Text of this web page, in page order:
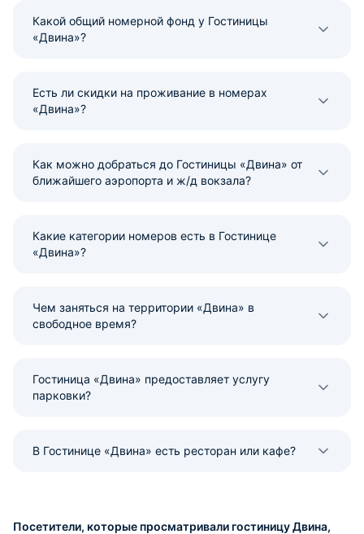
Какой общий номерной фонд у Гостиницы
«Двина»?
Есть ли скидки на проживание в номерах
«Двина»?
Как можно добраться до Гостиницы «Двина» от
ближайшего аэропорта и ж/д вокзала?
Какие категории номеров есть в Гостинице
«Двина»?
Чем заняться на территории «Двина» в
свободное время?
Гостиница «Двина» предоставляет услугу
парковки?
В Гостинице «Двина» есть ресторан или кафе?
Посетители, которые просматривали гостиницу Двина,